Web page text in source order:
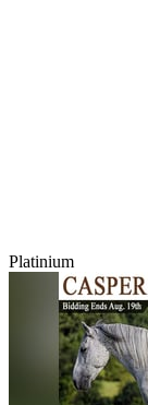
Platinium